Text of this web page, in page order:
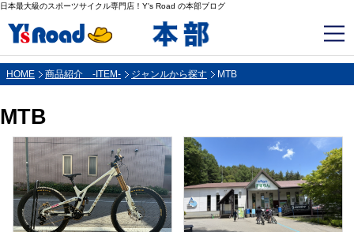
日本最大級のスポーツサイクル専門店！Y's Road の本部ブログ
HOME 商品紹介 -ITEM- ジャンルから探す MTB
MTB